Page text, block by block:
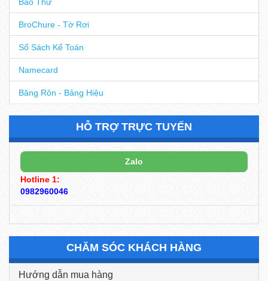
BroChure - Tờ Rơi
Sổ Sách Kế Toán
Namecard
Băng Rôn - Bảng Hiệu
HỖ TRỢ TRỰC TUYẾN
Zalo
Hotline 1:
0982960046
CHĂM SÓC KHÁCH HÀNG
Hướng dẫn mua hàng